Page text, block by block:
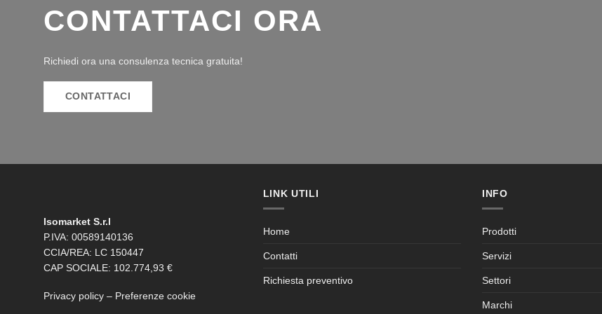
o richiedere la scheda del prodotto.
CONTATTACI ORA
Richiedi ora una consulenza tecnica gratuita!
CONTATTACI
Isomarket S.r.l
P.IVA: 00589140136
CCIA/REA: LC 150447
CAP SOCIALE: 102.774,93 €
Privacy policy – Preferenze cookie
LINK UTILI
Home
Contatti
Richiesta preventivo
INFO
Prodotti
Servizi
Settori
Marchi